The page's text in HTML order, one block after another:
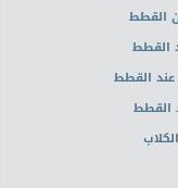
القطط
القطط
عند القطط
القطط